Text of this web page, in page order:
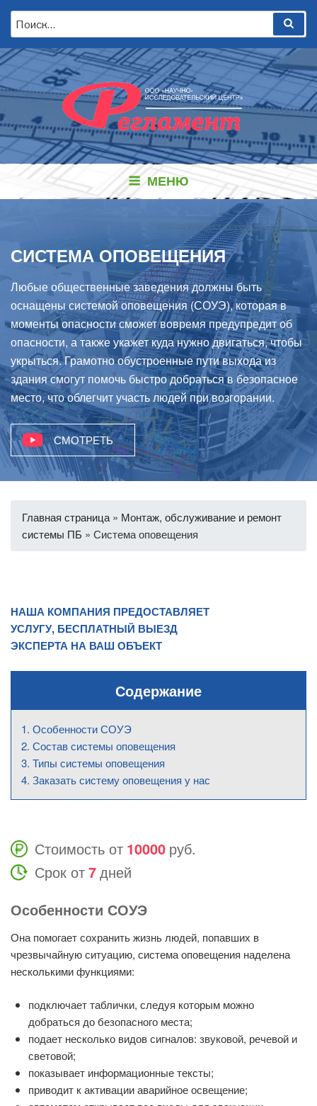
Перейти
содержимому
Искать:
МЕНЮ
СИСТЕМА ОПОВЕЩЕНИЯ
Любые общественные заведения должны быть
оснащены системой оповещения (СОУЭ), которая в
моменты опасности сможет вовремя предупредит об
опасности, а также укажет куда нужно двигаться, чтобы
укрыться. Грамотно обустроенные пути выхода из
здания смогут помочь быстро добраться в безопасное
место, что облегчит участь людей при возгорании.
СМОТРЕТЬ
Главная страница » Монтаж, обслуживание и ремонт
системы ПБ » Система оповещения
НАША КОМПАНИЯ ПРЕДОСТАВЛЯЕТ
УСЛУГУ, БЕСПЛАТНЫЙ ВЫЕЗД
ЭКСПЕРТА НА ВАШ ОБЪЕКТ
Содержание
Особенности СОУЭ
Состав системы оповещения
Типы системы оповещения
Заказать систему оповещения у нас
Стоимость от 10000 руб.
Срок от7дней
Особенности СОУЭ
Она помогает сохранить жизнь людей, попавших в
чрезвычайную ситуацию, система оповещения наделена
несколькими функциями:
подключает таблички, следуя которым можно
добраться до безопасного места;
подает несколько видов сигналов: звуковой, речевой и
световой;
показывает информационные тексты;
приводит к активации аварийное освещение;